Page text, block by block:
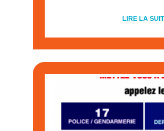
LIRE LA